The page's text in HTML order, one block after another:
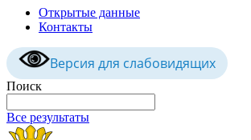
Открытые данные
Контакты
Версия для слабовидящих
Поиск
Все результаты